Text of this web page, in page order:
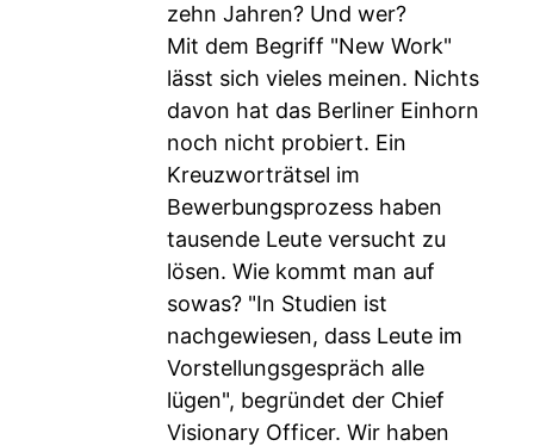
zehn Jahren? Und wer?
Mit dem Begriff "New Work"
lässt sich vieles meinen. Nichts
davon hat das Berliner Einhorn
noch nicht probiert. Ein
Kreuzworträtsel im
Bewerbungsprozess haben
tausende Leute versucht zu
lösen. Wie kommt man auf
sowas? "In Studien ist
nachgewiesen, dass Leute im
Vorstellungsgespräch alle
lügen", begründet der Chief
Visionary Officer. Wir haben